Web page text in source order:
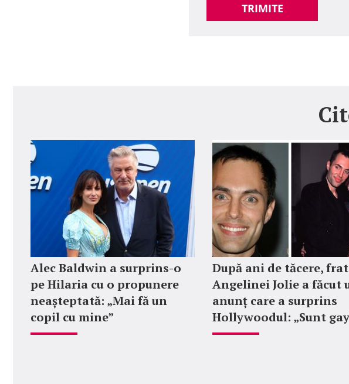
TRIMITE
Alec Baldwin a surprins-o
pe Hilaria cu o propunere
neașteptată: „Mai fă un
copil cu mine”
După ani de tăcere,
Angelinei Jolie a făcut
anunț care a surprins
Hollywoodul: „Sunt